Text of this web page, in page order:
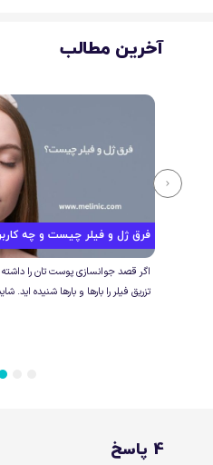
آخرین مطالب
فرق ژل و فیلر چیست و چه
اگر قصد جوانسازی پوست تان را داشته
تزریق فیلر را بارها و بارها شنیده اید.
4 پاسخ